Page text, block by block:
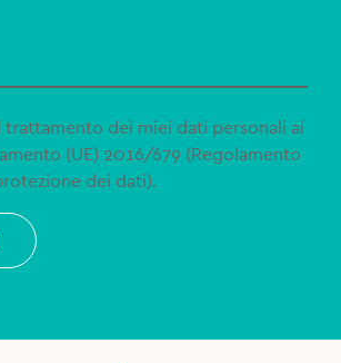
trattamento dei miei dati personali ai
(UE) 2016/679 (Regolamento
dei dati).